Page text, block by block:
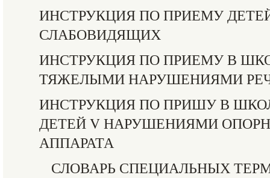
ИНСТРУКЦИЯ ПО ПРИЕМУ
СЛАБОВИДЯЩИХ
ИНСТРУКЦИЯ ПО ПРИЕМУ В
ТЯЖЕЛЫМИ НАРУШЕНИЯМИ
ИНСТРУКЦИЯ ПО ПРИШУ В
ДЕТЕЙ V НАРУШЕНИЯМИ
АППАРАТА
СЛОВАРЬ СПЕЦИАЛЬНЫХ